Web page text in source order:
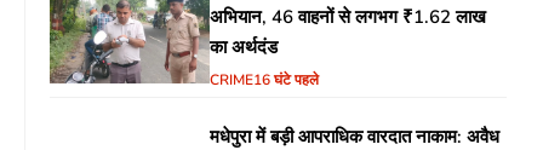
अभियान, 46 वाहनों से लगभग ₹1.62 लाख
का अर्थदंड
CRIME16 घंटे पहले
मधेपुरा में बड़ी आपराधिक वारदात नाकाम: अवैध